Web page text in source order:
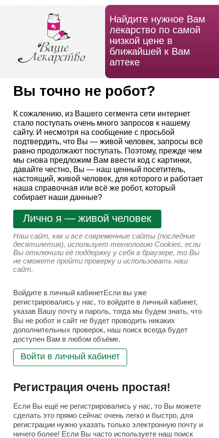
Найдите нужное Вам
лекарство по самой
низкой цене в
ближайшей к Вам
аптеке
Вы точно не робот?
К сожалению, из Вашего сегмента сети интернет
стало поступать очень много запросов к нашему
сайту. И несмотря на сообщение с просьбой
подтвердить, что Вы — живой человек, запросы всё
равно продолжают поступать. Поэтому, прежде чем
мы снова предложим Вам ввести код с картинки,
давайте честно, Вы — наш ценный посетитель,
настоящий, живой человек, для которого и работает
наша справочная или всё же робот, который
собирает наши данные?
Лично я — живой человек
Наш сайт, как и все современные сайты (последние
десятилетия), использует технологию Cookies, если
Вы отключили её поддержку у себя в браузере, то Вы
не сможете пройти проверку и использовать наш
сайт.
Войдите в личный кабинетЕсли вы уже
регистрировались у нас, то войдите в личный кабинет,
указав Вашу почту и пароль, тогда мы будем знать, что
Вы не робот и сайт не будет проводить никаких
дополнительных проверок, наш поиск всегда будет
доступен Вам в любом объёме.
Войти в личный кабинет
Регистрация очень простая!
Если Вы ещё не регистрировались у нас, то Вы можете
сделать это прямо сейчас очень легко и быстро, для
регистрации нужно указать только электронную почту и
ничего более! Если Вы часто используете наш поиск